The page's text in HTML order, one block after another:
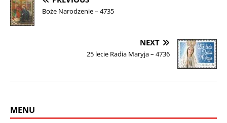
Boże Narodzenie – 4735
NEXT
25 lecie Radia Maryja – 4736
MENU